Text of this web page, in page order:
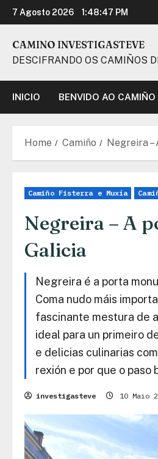
Skip
to
content
7 Agosto 2026 1:48:48 PM
CAMINO INVESTIGASTEVE
DESCIFRANDO OS CAMIÑOS
INICIO BENVIDO AO CAMIÑO
Home Camiño Negreira –
Camiño Fisterra e Muxía
Negreira – A
Galicia
Negreira é a porta
Coma nudo máis
fascinante mestura de
ideal para un primeiro
e delicias culinarias
rexión e por que o paso
investigasteve 10 Maio